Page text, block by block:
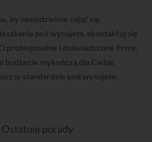
by samodzielnie zająć się
pod wynajem, skontaktuj się
profesjonalne i doświadczone firmy,
budżecie wykończą dla Ciebie
w standardzie pod wynajem.
Ostatnie porady